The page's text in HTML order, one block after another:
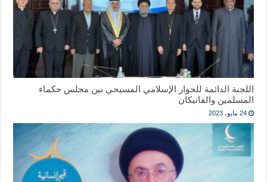
اللجنة الدائمة للحوار الإسلامي المسيحي بين مجلس حكماء
المسلمين والفاتيكان
24 مايو، 2023